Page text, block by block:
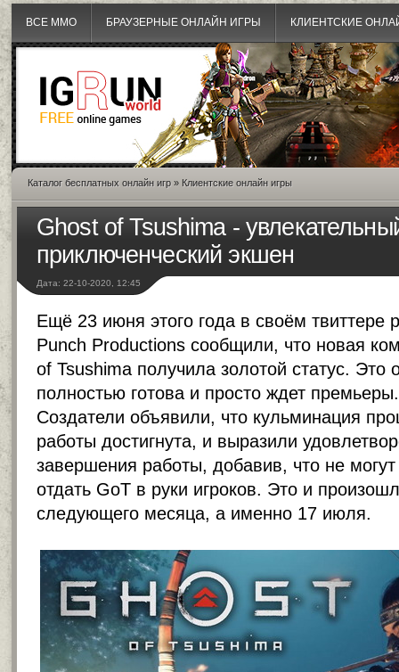
ВСЕ MMO БРАУЗЕРНЫЕ ОНЛАЙН ИГРЫ КЛИЕНТСКИЕ
Каталог бесплатных онлайн игр » Клиентские онлайн игры
Ghost of Tsushima -
приключенческий экшен
Дата: 22-10-2020, 12:45
Ещё 23 июня этого года в своём твиттере
Punch Productions сообщили, что новая
of Tsushima получила золотой статус. Это
полностью готова и просто ждет премьеры.
Создатели объявили, что кульминация
работы достигнута, и выразили
завершения работы, добавив, что не
отдать GoT в руки игроков. Это и
следующего месяца, а именно 17 июля.